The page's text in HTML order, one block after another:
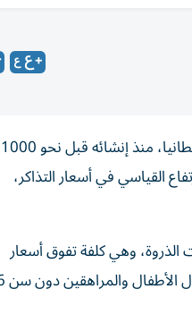
أعلن المتحف البريطاني في لندن عن استضافة «نسيج بايو» الأثري، وعرضه للجمهور للمرة الأولى في بريطانيا، منذ إنشائه قبل نحو 1000
في أسعار التذاكر،
لفترة مشاهدة تبلغ 40 دقيقة خلال أوقات الذروة، وهي كلفة تفوق أسعار
المعارض المميزة